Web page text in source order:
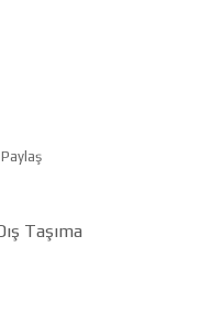
Paylaş
Taşıma